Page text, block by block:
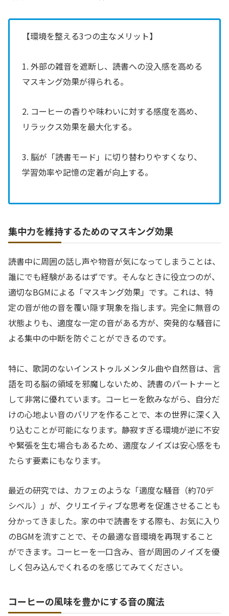
【環境を整える3つの主なメリット】
1. 外部の雑音を遮断し、読書への没入感を高める
マスキング効果が得られる。
2. コーヒーの香りや味わいに対する感度を高め、
リラックス効果を最大化する。
3. 脳が「読書モード」に切り替わりやすくなり、
学習効率や記憶の定着が向上する。
集中力を維持するためのマスキング効果
読書中に周囲の話し声や物音が気になってしまうことは、
誰にでも経験があるはずです。そんなときに役立つのが、
適切なBGMによる「マスキング効果」です。これは、特
定の音が他の音を覆い隠す現象を指します。完全に無音の
状態よりも、適度な一定の音がある方が、突発的な騒音に
よる集中の中断を防ぐことができるのです。
特に、歌詞のないインストゥルメンタル曲や自然音は、言
語を司る脳の領域を邪魔しないため、読書のパートナーと
して非常に優れています。コーヒーを飲みながら、自分だ
けの心地よい音のバリアを作ることで、本の世界に深く入
り込むことが可能になります。静寂すぎる環境が逆に不安
や緊張を生む場合もあるため、適度なノイズは安心感をも
たらす要素にもなります。
最近の研究では、カフェのような「適度な騒音（約70デ
シベル）」が、クリエイティブな思考を促進させることも
分かってきました。家の中で読書をする際も、お気に入り
のBGMを流すことで、その最適な音環境を再現すること
ができます。コーヒーを一口含み、音が周囲のノイズを優
しく包み込んでくれるのを感じてみてください。
コーヒーの風味を豊かにする音の魔法